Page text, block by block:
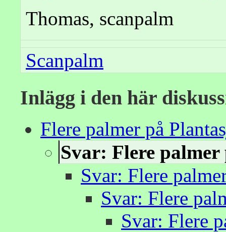
Thomas, scanpalm
Scanpalm
Inlägg i den här
Flere palmer på
Svar: Flere palmer
Svar: Flere
Svar: Flere
Svar: Flere